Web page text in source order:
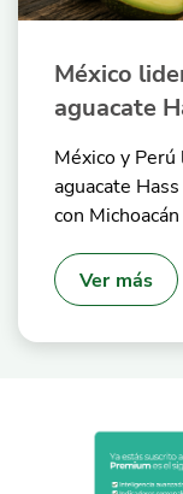
México
aguacate
México y
aguacate
con
Ver más